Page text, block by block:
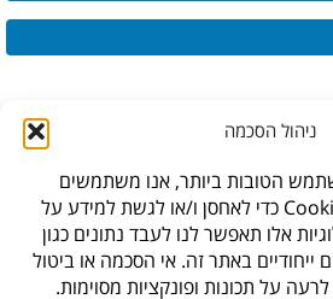
ניהול הסכמה
הטובות ביותר, אנו משתמשים
בטכנולוגיות כמו קובצי Cookie כדי לאחסן ו/או לגשת למידע על
אלו תאפשר לנו לעבד נתונים כגון
ייחודיים באתר זה. אי הסכמה או ביטול
על תכונות ופונקציות מסוימות.